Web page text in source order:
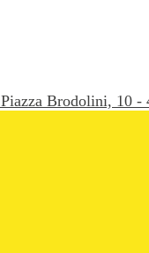
Piazza Brodolini, 10 -